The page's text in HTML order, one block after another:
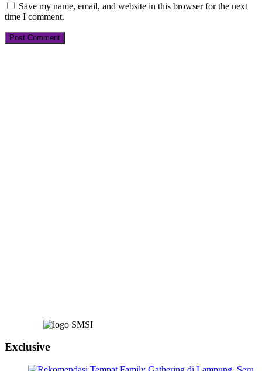
Save my name, email, and website in this browser for the next
time I comment.
Exclusive